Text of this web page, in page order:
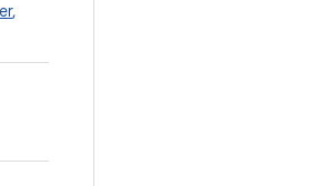
,